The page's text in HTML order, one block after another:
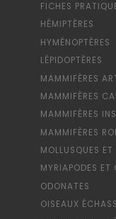
FICHES
HÉMIPTÈRES
HYMÉNOPTÈRES
LÉPIDOPTÈRES
MAMMIFÈRES
MAMMIFÈRES
MAMMIFÈRES
MAMMIFÈRES
MOLLUSQUES ET
MYRIAPODES ET
ODONATES
OISEAUX